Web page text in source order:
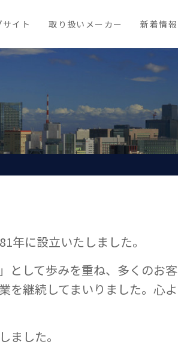
イト 取り扱いメーカー 新着情報
年に設立いたしました。
として歩みを重ね、多くのお
を継続してまいりました。心
ました。